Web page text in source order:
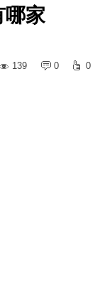
哪家
139
0 0